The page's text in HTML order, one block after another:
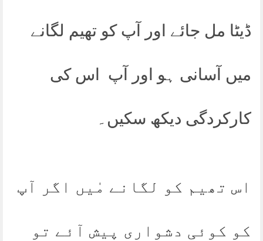
ڈیٹا مل جائے اور آپ کو تھیم لگانے
میں آسانی ہو اور آپ اس کی
کارکردگی دیکھ سکیں۔
اس تھیم کو لگانے مٰیں اگر آپ
کو کوئی دشواری پیش آئے تو